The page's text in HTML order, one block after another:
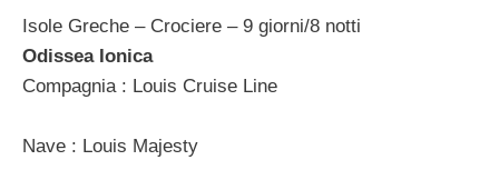
Isole Greche – Crociere – 9 giorni/8 notti
Odissea Ionica
Compagnia : Louis Cruise Line
Nave : Louis Majesty